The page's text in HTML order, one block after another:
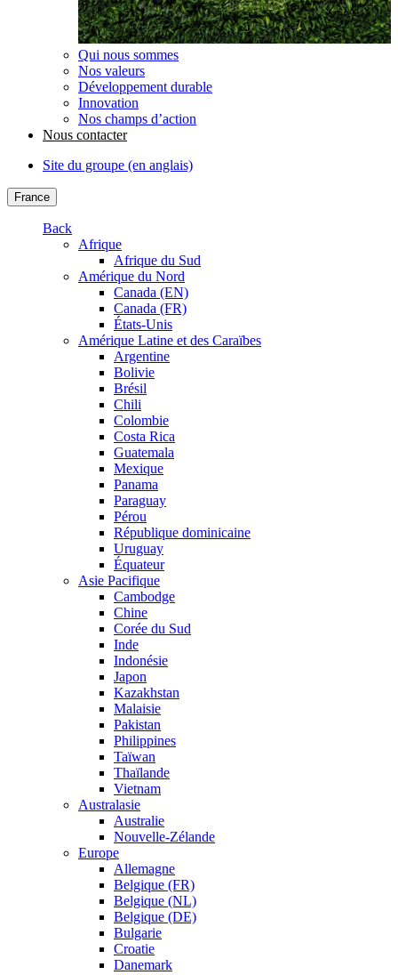
Qui nous sommes
Nos valeurs
Développement durable
Innovation
Nos champs d’action
Nous contacter
Site du groupe (en anglais)
France
Back
Afrique
Afrique du Sud
Amérique du Nord
Canada (EN)
Canada (FR)
États-Unis
Amérique Latine et des Caraïbes
Argentine
Bolivie
Brésil
Chili
Colombie
Costa Rica
Guatemala
Mexique
Panama
Paraguay
Pérou
République dominicaine
Uruguay
Équateur
Asie Pacifique
Cambodge
Chine
Corée du Sud
Inde
Indonésie
Japon
Kazakhstan
Malaisie
Pakistan
Philippines
Taïwan
Thaïlande
Vietnam
Australasie
Australie
Nouvelle-Zélande
Europe
Allemagne
Belgique (FR)
Belgique (NL)
Belgique (DE)
Bulgarie
Croatie
Danemark